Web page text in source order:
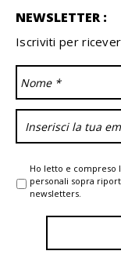
NEWSLETTER :
Iscriviti per
Ho letto e compreso
personali sopra
newsletters.